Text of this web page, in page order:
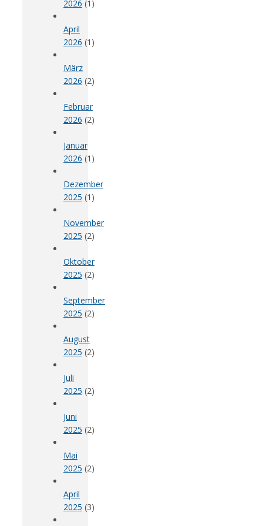
2026 (1)
April
2026 (1)
März
2026 (2)
Februar
2026 (2)
Januar
2026 (1)
Dezember
2025 (1)
November
2025 (2)
Oktober
2025 (2)
September
2025 (2)
August
2025 (2)
Juli
2025 (2)
Juni
2025 (2)
Mai
2025 (2)
April
2025 (3)